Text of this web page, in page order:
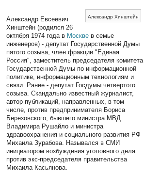
Александр Хинштейн
Александр Евсеевич
Хинштейн (родился 26
октября 1974 года в Москве в семье
инженеров) - депутат Государственной Думы
пятого созыва, член фракции "Единая
Россия", заместитель председателя комитета
Государственной Думы по информационной
политике, информационным технологиям и
связи. Ранее - депутат Госдумы четвертого
созыва. Скандально известный журналист,
автор публикаций, направленных, в том
числе, против предпринимателя Бориса
Березовского, бывшего министра МВД
Владимира Рушайло и министра
здравоохранения и социального развития РФ
Михаила Зурабова. Назывался в СМИ
инициатором возбуждения уголовного дела
против экс-председателя правительства
Михаила Касьянова.